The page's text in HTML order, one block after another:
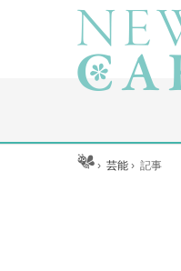
ホーム ›芸能 ›記事